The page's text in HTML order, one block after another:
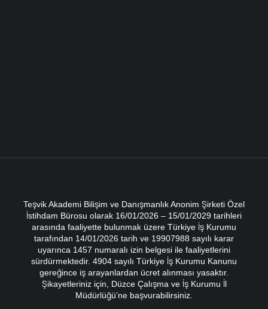
Teşvik Akademi Bilişim ve Danışmanlık Anonim Şirketi Özel
İstihdam Bürosu olarak 16/01/2026 – 15/01/2029 tarihleri
arasında faaliyette bulunmak üzere Türkiye İş Kurumu
tarafından 14/01/2026 tarih ve 19907988 sayılı karar
uyarınca 1457 numaralı izin belgesi ile faaliyetlerini
sürdürmektedir. 4904 sayılı Türkiye İş Kurumu Kanunu
gereğince iş arayanlardan ücret alınması yasaktır.
Şikayetleriniz için, Düzce Çalışma ve İş Kurumu İl
Müdürlüğü’ne başvurabilirsiniz.